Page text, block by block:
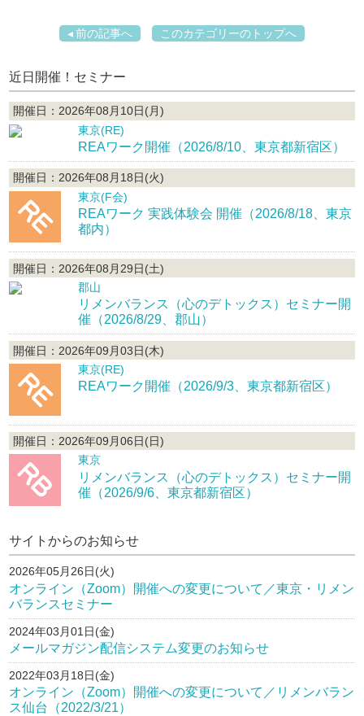
前の記事へ このカテゴリーのトップへ
近日開催！セミナー
開催日：2026年08月10日(月)
東京(RE)
REAワーク開催（2026/8/10、東京都新宿区）
開催日：2026年08月18日(火)
東京(F会)
REAワーク 実践体験会 開催（2026/8/18、東京
都内）
開催日：2026年08月29日(土)
郡山
リメンバランス（心のデトックス）セミナー開
催（2026/8/29、郡山）
開催日：2026年09月03日(木)
東京(RE)
REAワーク開催（2026/9/3、東京都新宿区）
開催日：2026年09月06日(日)
東京
リメンバランス（心のデトックス）セミナー開
催（2026/9/6、東京都新宿区）
サイトからのお知らせ
2026年05月26日(火)
オンライン（Zoom）開催への変更について／東京・リメン
バランスセミナー
2024年03月01日(金)
メールマガジン配信システム変更のお知らせ
2022年03月18日(金)
オンライン（Zoom）開催への変更について／リメンバラン
ス仙台（2022/3/21）